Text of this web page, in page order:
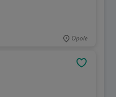
Opole